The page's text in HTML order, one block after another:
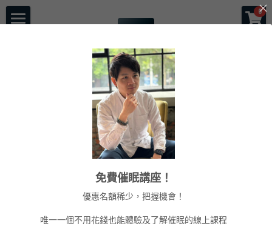
催眠師傑克森
0
命運重塑計畫
頌缽及量子觸療
自我催眠工作坊
前世今生工作坊
催眠師培訓課程
NGH催眠師證照班
×
商品分類
免費催眠講座！
優惠名額稀少，把握機會！
唯一一個不用花錢也能體驗及了解催眠的線上課程